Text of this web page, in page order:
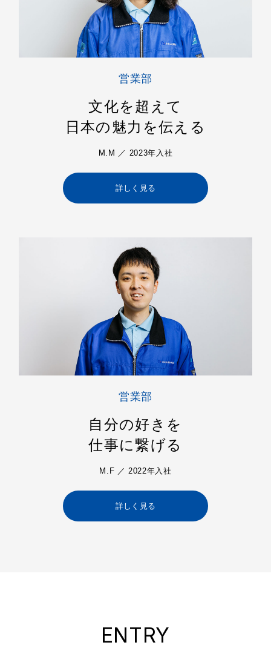
営業部
文化を超えて
日本の魅力を伝える
M.M ／ 2023年入社
詳しく見る
営業部
自分の好きを
仕事に繋げる
M.F ／ 2022年入社
詳しく見る
ENTRY